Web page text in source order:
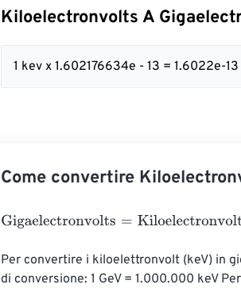
Kiloelectronvolts A
1 kev x 1.602176634e - 13 = 1.6022e-
Come convertire
Gigaelectronvolts=Kiloelectronvolts×
Per convertire i kiloelettronvolt (keV) in
di conversione: 1 GeV = 1.000.000 keV